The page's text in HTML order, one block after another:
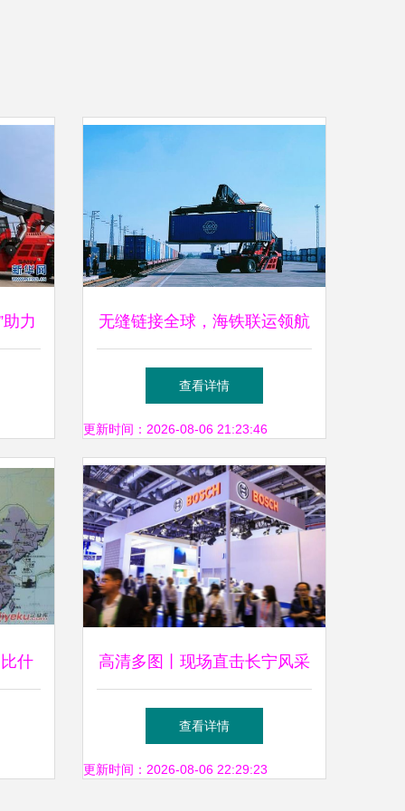
力 无缝链接全球，海铁联运领航
——中远海控多式联运解决方
案再上新台阶
查看详情
更新时间：2026-08-06 21:23:46
什
案
高清多图丨现场直击长宁风采
多式联运服务的枢纽力量
查看详情
更新时间：2026-08-06 22:29:23